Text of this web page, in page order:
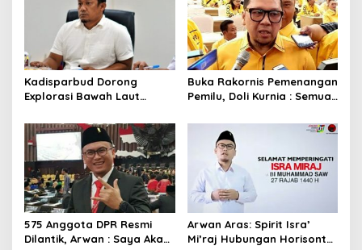
g
a
t
i
o
n
Kadisparbud Dorong
Explorasi Bawah Laut
Selam
Buka Rakornis Pemenangan
Pemilu, Doli Kurnia : Semua
Turun
575 Anggota DPR Resmi
Dilantik, Arwan : Saya Akan
Arwan Aras: Spirit Isra’
Mi’raj Hubungan Horisontal